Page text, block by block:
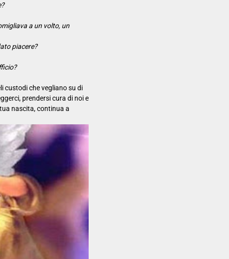
a un volto, un
piacere?
custodi che vegliano su di
prendersi cura di noi e
nascita, continua a